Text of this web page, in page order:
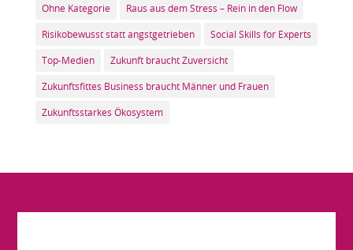
Ohne Kategorie Raus aus dem Stress – Rein in den Flow
Risikobewusst statt angstgetrieben Social Skills for Experts
Top-Medien Zukunft braucht Zuversicht
Zukunftsfittes Business braucht Männer und Frauen
Zukunftsstarkes Ökosystem